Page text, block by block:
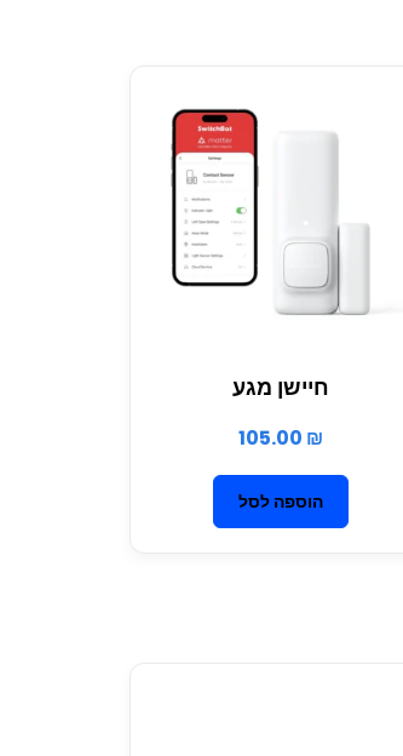
חיישן מגע
105.00 ₪
הוספה לסל